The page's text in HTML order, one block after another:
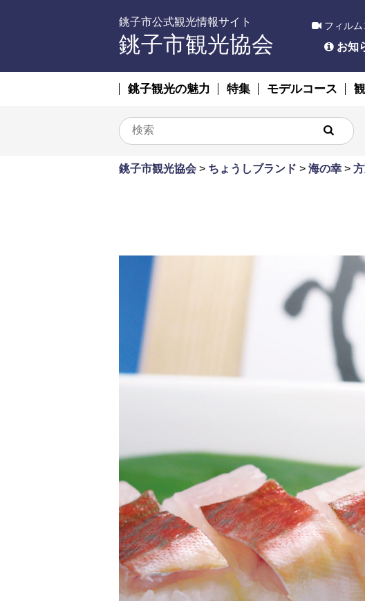
銚子市公式観光情報サイト
銚子市観光協会
フィル
お知
銚子観光の魅力 特集 モデルコース
銚子市観光協会 > ちょうしブランド > 海の幸 >